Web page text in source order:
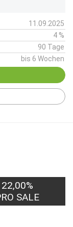
11.09.2025
4 %
90 Tage
bis 6 Wochen
22,00%
SALE